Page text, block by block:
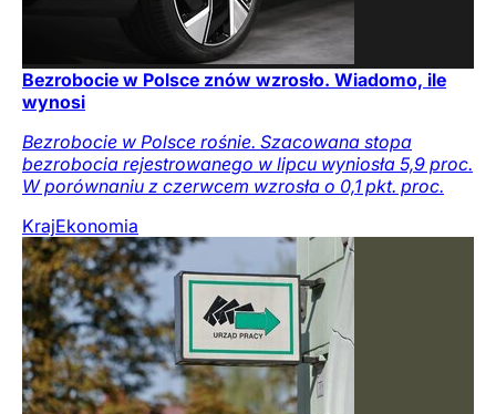
Bezrobocie w Polsce znów wzrosło. Wiadomo, ile
wynosi
Bezrobocie w Polsce rośnie. Szacowana stopa
bezrobocia rejestrowanego w lipcu wyniosła 5,9 proc.
W porównaniu z czerwcem wzrosła o 0,1 pkt. proc.
KrajEkonomia